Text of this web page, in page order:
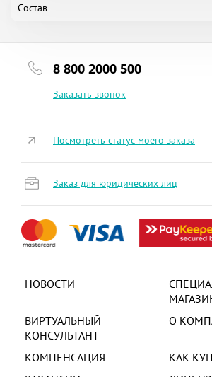
Состав
8 800 2000 500
Заказать звонок
НОВОСТИ
ВИРТУАЛЬНЫЙ
КОНСУЛЬТАНТ
О
КОМПЕНСАЦИЯ
КАК
Посмотреть статус моего заказа
Заказ для юридических лиц